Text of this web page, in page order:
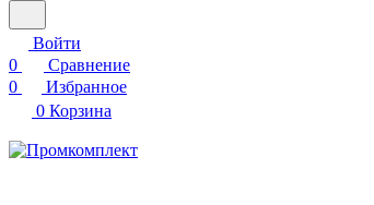
Войти
0
Сравнение
0
Избранное
0 Корзина